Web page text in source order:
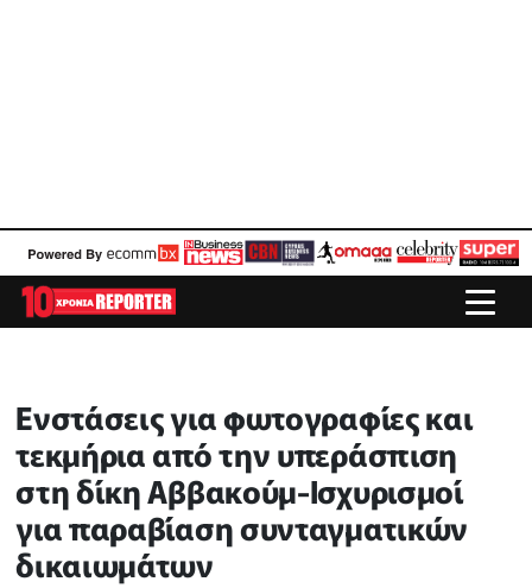
Ενστάσεις για φωτογραφίες και
τεκμήρια από την υπεράσπιση
στη δίκη Αββακούμ-Ισχυρισμοί
για παραβίαση συνταγματικών
δικαιωμάτων